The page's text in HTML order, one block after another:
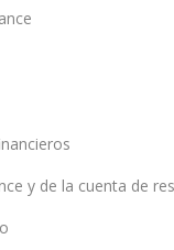
y de la cuenta de